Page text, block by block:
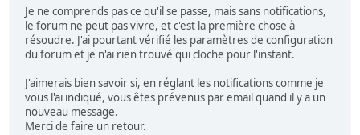
Je ne comprends pas ce qu'il se passe, mais sans notifications,
le forum ne peut pas vivre, et c'est la première chose à
résoudre. J'ai pourtant vérifié les paramètres de configuration
du forum et je n'ai rien trouvé qui cloche pour l'instant.
J'aimerais bien savoir si, en réglant les notifications comme je
vous l'ai indiqué, vous êtes prévenus par email quand il y a un
nouveau message.
Merci de faire un retour.